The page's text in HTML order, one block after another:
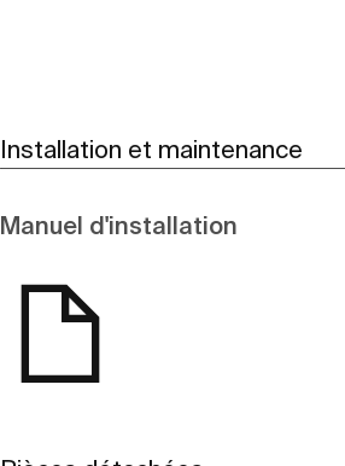
Installation et maintenance
Manuel d'installation